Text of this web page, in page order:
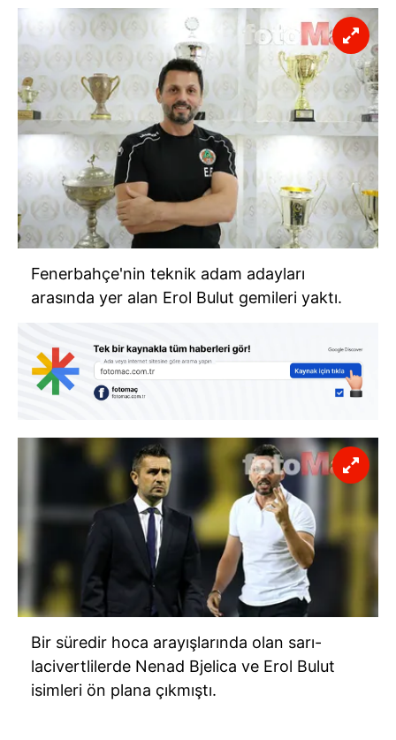
Fenerbahçe'nin teknik adam adayları
arasında yer alan Erol Bulut gemileri yaktı.
Bir süredir hoca arayışlarında olan sarı-
lacivertlilerde Nenad Bjelica ve Erol Bulut
isimleri ön plana çıkmıştı.